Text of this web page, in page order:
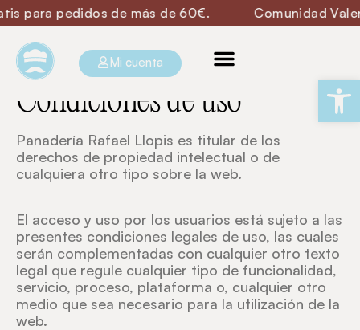
para pedidos de más de 60€. Comunidad
Mi cuenta
Condiciones de uso
Panadería Rafael Llopis es titular de los
derechos de propiedad intelectual o de
cualquiera otro tipo sobre la web.
El acceso y uso por los usuarios está sujeto a las
presentes condiciones legales de uso, las cuales
serán complementadas con cualquier otro texto
legal que regule cualquier tipo de funcionalidad,
servicio, proceso, plataforma o, cualquier otro
medio que sea necesario para la utilización de la
web.